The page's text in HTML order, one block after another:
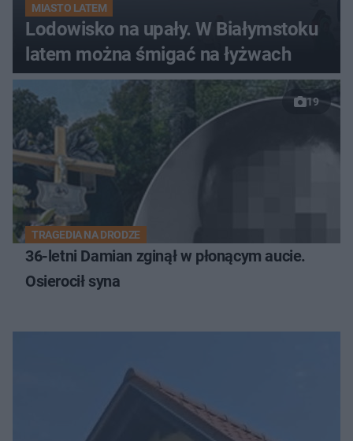
MIASTO LATEM
Lodowisko na upały. W Białymstoku
latem można śmigać na łyżwach
19
TRAGEDIA NA DRODZE
36-letni Damian zginął w płonącym aucie.
Osierocił syna